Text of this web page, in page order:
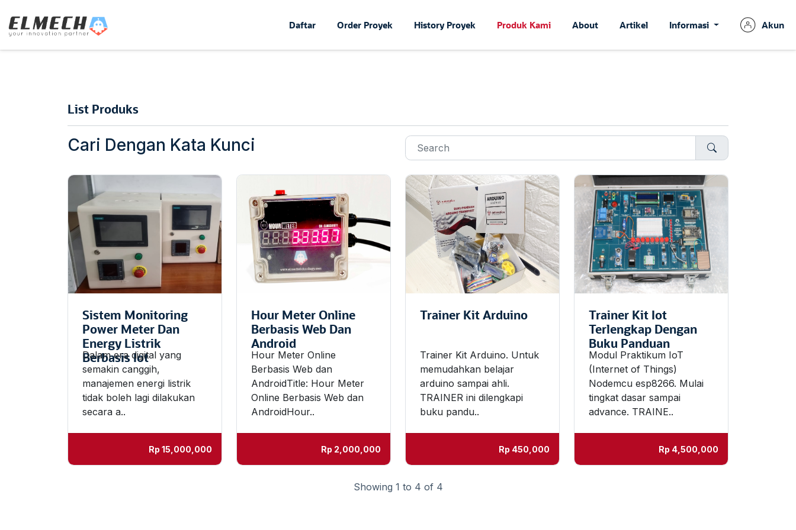
Daftar Order Proyek History Proyek Produk Kami About Artikel Informasi Akun
List Produks
Cari Dengan Kata Kunci
Sistem Monitoring
Power Meter Dan
Energy Listrik
Berbasis Iot
Dalam era digital yang
semakin canggih,
manajemen energi listrik
tidak boleh lagi dilakukan
secara a..
Rp 15,000,000
Hour Meter Online
Berbasis Web Dan
Android
Hour Meter Online
Berbasis Web dan
AndroidTitle: Hour Meter
Online Berbasis Web dan
AndroidHour..
Rp 2,000,000
Trainer Kit Arduino
Trainer Kit Arduino. Untuk
memudahkan belajar
arduino sampai ahli.
TRAINER ini dilengkapi
buku pandu..
Rp 450,000
Trainer Kit Iot
Terlengkap Dengan
Buku Panduan
Modul Praktikum IoT
(Internet of Things)
Nodemcu esp8266. Mulai
tingkat dasar sampai
advance. TRAINE..
Rp 4,500,000
Showing 1 to 4 of 4